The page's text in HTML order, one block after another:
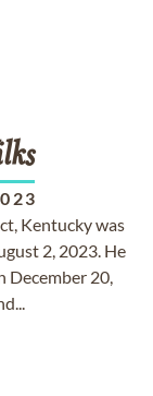
Kentucky was
2, 2023. He
December 20,